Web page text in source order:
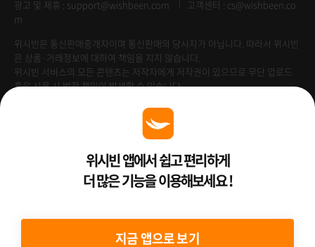
광고 및 제휴 : support@wishbeen.com
고객센터 : cs@wishbeen.co
m
위시빈은 통신판매중개자이며 통신판매의 당사자가 아닙니다. 따라서 위시빈
은 상품·거래정보에 대하여 책임을 지지 않습니다.
위시빈 서비스의 모든 콘텐츠는 저작자에게 저작권이 있으므로 무단 업로드
혹은 사용 시 법적 책임이 발생할 수 있습니다.
Venture Enterprise위시빈 앱에서 쉽고 편리하게
더 많은 기능을 이용해보세요 !
지금 앱으로 보기